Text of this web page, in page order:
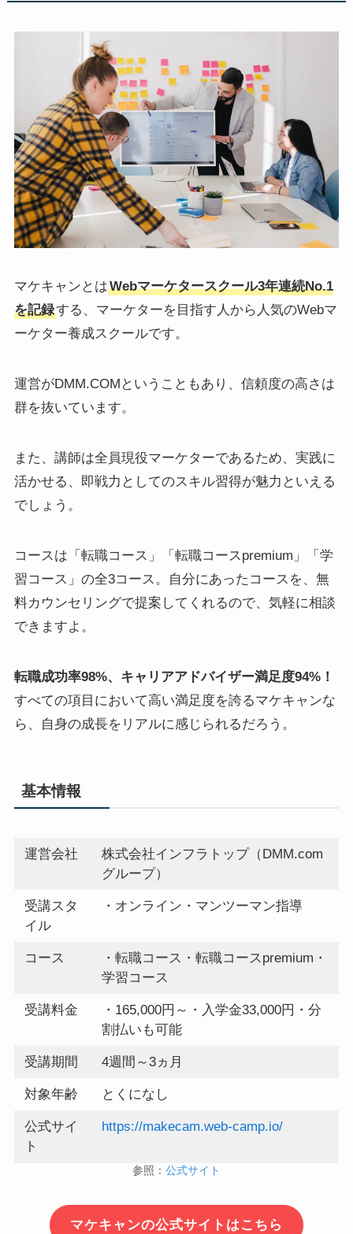
マケキャンとはWebマーケタースクール3年連続No.1
を記録する、マーケターを目指す人から人気のWebマ
ーケター養成スクールです。
運営がDMM.COMということもあり、信頼度の高さは
群を抜いています。
また、講師は全員現役マーケターであるため、実践に
活かせる、即戦力としてのスキル習得が魅力といえる
でしょう。
コースは「転職コース」「転職コースpremium」「学
習コース」の全3コース。自分にあったコースを、無
料カウンセリングで提案してくれるので、気軽に相談
できますよ。
転職成功率98%、キャリアアドバイザー満足度94%！
すべての項目において高い満足度を誇るマケキャンな
ら、自身の成長をリアルに感じられるだろう。
基本情報
運営会社
株式会社インフラトップ（DMM.com
グループ）
受講スタ
イル
・オンライン・マンツーマン指導
コース
・転職コース・転職コースpremium・
学習コース
受講料金
・165,000円～・入学金33,000円・分
割払いも可能
受講期間 4週間～3ヵ月
対象年齢 とくになし
公式サイ
ト
https://makecam.web-camp.io/
参照： 公式サイト
マケキャンの公式サイトはこちら